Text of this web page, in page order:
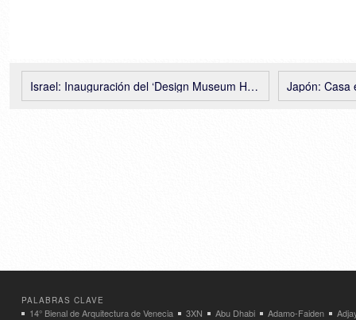
Japón: Casa
Israel: Inauguración del ‘Design Museum Holon’, Ron Arad
PALABRAS CLAVE
14° Bienal de Arquitectura de Venecia 3XN Abu Dhabi Adamo-Faiden